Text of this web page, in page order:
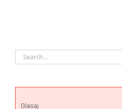
Search
for:
Glasaj